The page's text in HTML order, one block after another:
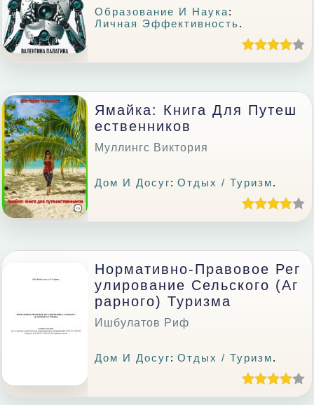
Образование И Наука:
Личная Эффективность.
Ямайка: Книга Для Путеш
Ественников
Муллингс Виктория
Дом И Досуг:Отдых / Туризм.
Нормативно-Правовое Рег
Улирование Сельского (аг
Рарного) Туризма
Ишбулатов Риф
Дом И Досуг:Отдых / Туризм.